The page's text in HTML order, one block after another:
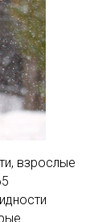
взрослые